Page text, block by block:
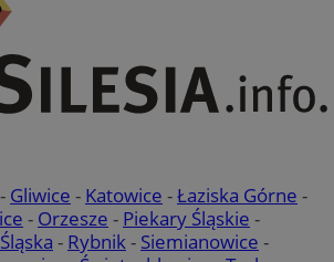
- Gliwice - Katowice -Łaziska Górne -
- Orzesze - Piekary Śląskie -
- Rybnik- Siemianowice -